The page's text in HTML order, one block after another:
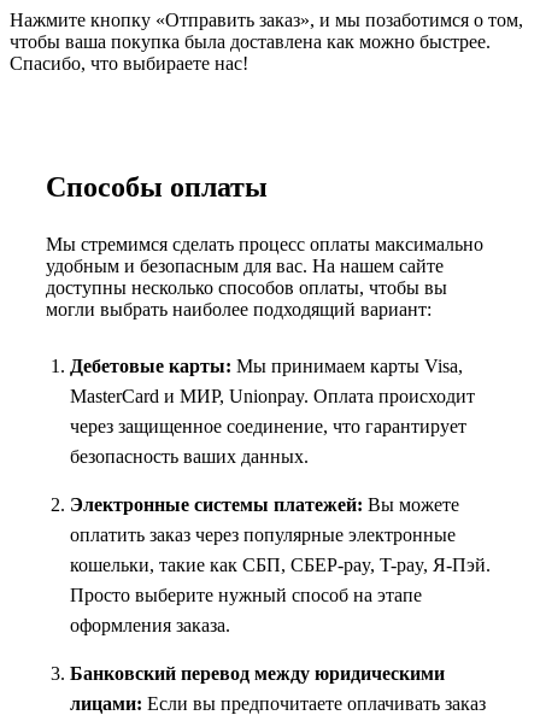
Нажмите кнопку «Отправить заказ», и мы позаботимся о том,
чтобы ваша покупка была доставлена как можно быстрее.
Спасибо, что выбираете нас!
Способы оплаты
Мы стремимся сделать процесс оплаты максимально
удобным и безопасным для вас. На нашем сайте
доступны несколько способов оплаты, чтобы вы
могли выбрать наиболее подходящий вариант:
Дебетовые карты: Мы принимаем карты Visa,
MasterCard и МИР, Unionpay. Оплата происходит
через защищенное соединение, что гарантирует
безопасность ваших данных.
Электронные системы платежей: Вы можете
оплатить заказ через популярные электронные
кошельки, такие как СБП, СБЕР-pay, T-pay, Я-Пэй.
Просто выберите нужный способ на этапе
оформления заказа.
Банковский перевод между юридическими
лицами: Если вы предпочитаете оплачивать заказ